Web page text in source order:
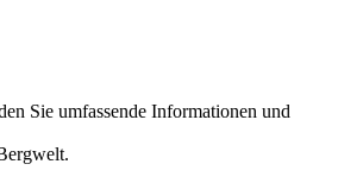
Sie umfassende Informationen und